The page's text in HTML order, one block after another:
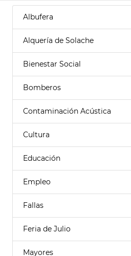
Albufera
Alquería de Solache
Bienestar Social
Bomberos
Contaminación Acústica
Cultura
Educación
Empleo
Fallas
Feria de Julio
Mayores